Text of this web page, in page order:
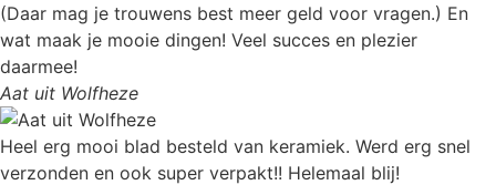
(Daar mag je trouwens best meer geld voor vragen.) En
wat maak je mooie dingen! Veel succes en plezier
daarmee!
Aat uit Wolfheze
Heel erg mooi blad besteld van keramiek. Werd erg snel
verzonden en ook super verpakt!! Helemaal blij!